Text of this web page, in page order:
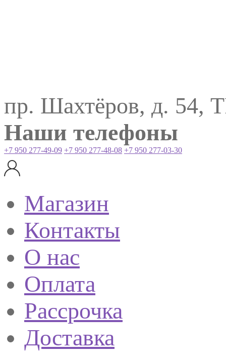
пр. Шахтёров, д. 54,
Наши телефоны
+7 950 277-49-09 +7 950 277-48-08 +7 950 277-03-30
Магазин
Контакты
О нас
Оплата
Рассрочка
Доставка